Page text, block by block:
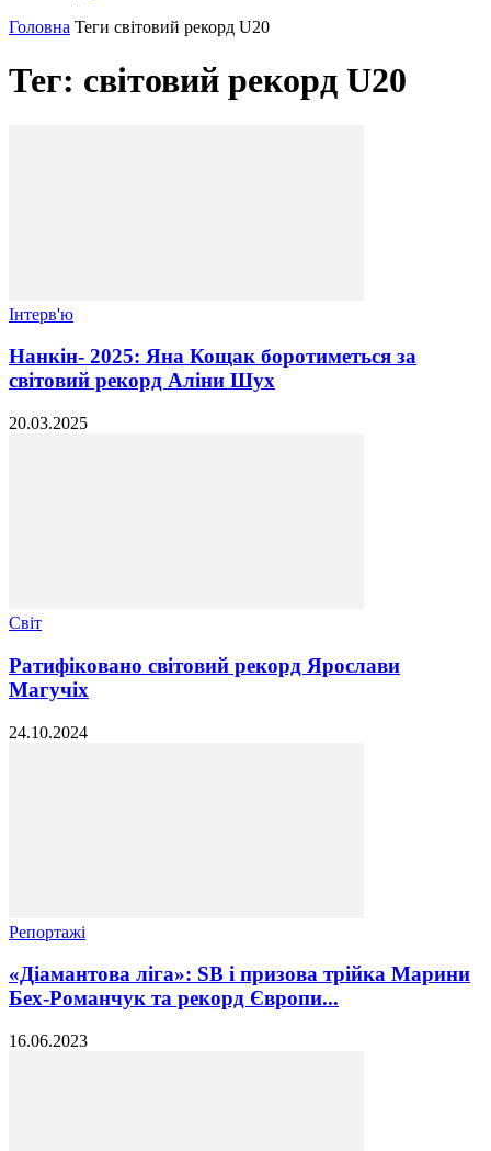
Головна Теги світовий рекорд U20
Тег: світовий рекорд U20
Інтерв'ю
Нанкін- 2025: Яна Кощак боротиметься за
світовий рекорд Аліни Шух
20.03.2025
Світ
Ратифіковано світовий рекорд Ярослави
Магучіх
24.10.2024
Репортажі
«Діамантова ліга»: SB і призова трійка Марини
Бех-Романчук та рекорд Європи...
16.06.2023